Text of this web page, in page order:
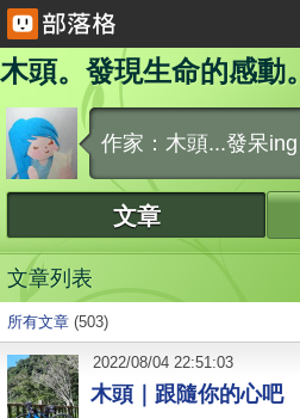
木頭。發現生命的感動。
作家：木頭...發呆ing
文章
文章列表
所有文章 (503)
木頭｜跟隨你的心吧
2022/08/04 22:51:03